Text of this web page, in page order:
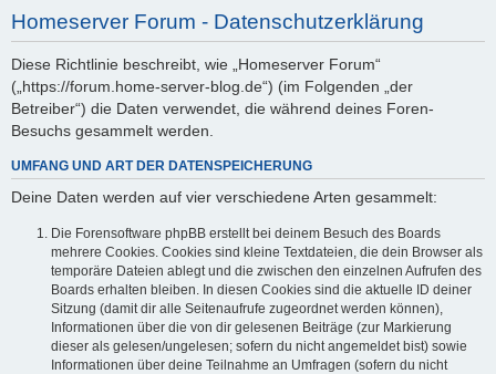
Homeserver Forum - Datenschutzerklärung
Diese Richtlinie beschreibt, wie „Homeserver Forum“
(„https://forum.home-server-blog.de“) (im Folgenden „der
Betreiber“) die Daten verwendet, die während deines Foren-
Besuchs gesammelt werden.
UMFANG UND ART DER DATENSPEICHERUNG
Deine Daten werden auf vier verschiedene Arten gesammelt:
Die Forensoftware phpBB erstellt bei deinem Besuch des Boards
mehrere Cookies. Cookies sind kleine Textdateien, die dein Browser als
temporäre Dateien ablegt und die zwischen den einzelnen Aufrufen des
Boards erhalten bleiben. In diesen Cookies sind die aktuelle ID deiner
Sitzung (damit dir alle Seitenaufrufe zugeordnet werden können),
Informationen über die von dir gelesenen Beiträge (zur Markierung
dieser als gelesen/ungelesen; sofern du nicht angemeldet bist) sowie
Informationen über deine Teilnahme an Umfragen (sofern du nicht